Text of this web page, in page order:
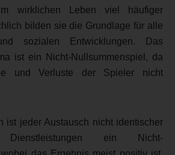
wirklichen Leben viel häufiger
bilden sie die Grundlage für alle
sozialen Entwicklungen. Das
ist ein Nicht-Nullsummenspiel, da
und Verluste der Spieler nicht
ist jeder Austausch nicht identischer
ein Nicht-